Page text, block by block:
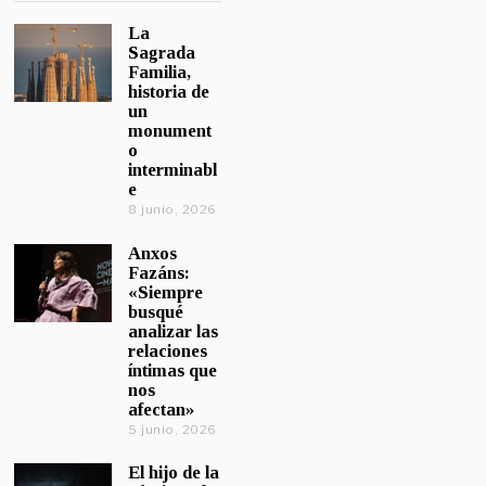
La
Sagrada
Familia,
historia de
un
monument
o
interminabl
e
8 junio, 2026
Anxos
Fazáns:
«Siempre
busqué
analizar las
relaciones
íntimas que
nos
afectan»
5 junio, 2026
El hijo de la